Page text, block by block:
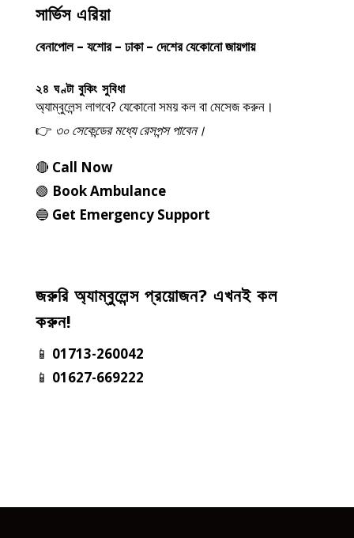
সার্ভিস এরিয়া
বেনাপোল – যশোর – ঢাকা – দেশের যেকোনো জায়গায়
২৪ ঘণ্টা বুকিং সুবিধা
অ্যাম্বুলেন্স লাগবে? যেকোনো সময় কল বা মেসেজ করুন।
👉 ৩০ সেকেন্ডের মধ্যে রেসপন্স পাবেন।
🔴 Call Now
🟢 Book Ambulance
🔵 Get Emergency Support
জরুরি অ্যাম্বুলেন্স প্রয়োজন? এখনই কল
করুন!
📱 01713-260042
📱 01627-669222